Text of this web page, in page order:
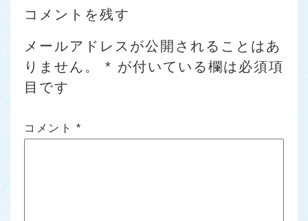
コメントを残す
メールアドレスが公開されることはあ
りません。
* が付いている欄は必須項
目です
コメント *